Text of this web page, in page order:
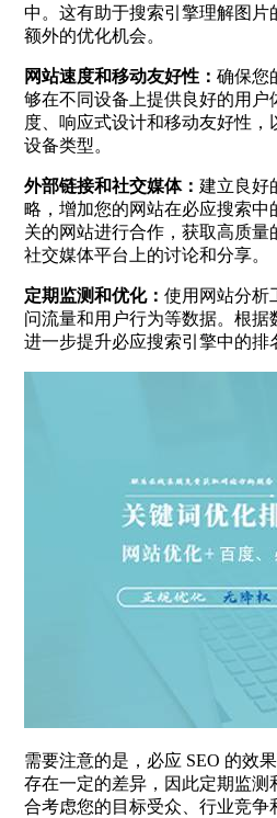
中。这有助于搜索引擎理解图片
额外的优化机会。
网站速度和移动友好性： 确保您
够在不同设备上提供良好的用户
度、响应式设计和移动友好性
设备类型。
外部链接和社交媒体： 建立良好
略，增加您的网站在必应搜索中
关的网站进行合作，获取高质量
社交媒体平台上的讨论和分享。
定期监测和优化： 使用网站分析
问流量和用户行为等数据。根据
进一步提升必应搜索引擎中的排
需要注意的是，必应 SEO 的效
存在一定的差异，因此定期监测
合考虑您的目标受众、行业竞争